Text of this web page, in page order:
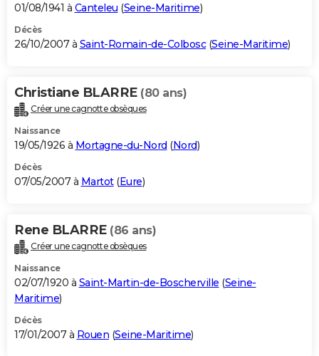
01/08/1941 à Canteleu (Seine-Maritime)
Décès
26/10/2007 à Saint-Romain-de-Colbosc(Seine-Maritime)
Christiane BLARRE (80 ans)
Créer une cagnotte obsèques
Naissance
19/05/1926 à Mortagne-du-Nord (Nord)
Décès
07/05/2007 à Martot(Eure)
Rene BLARRE (86 ans)
Créer une cagnotte obsèques
Naissance
02/07/1920 à Saint-Martin-de-Boscherville (Seine-
Maritime)
Décès
17/01/2007 à Rouen (Seine-Maritime)